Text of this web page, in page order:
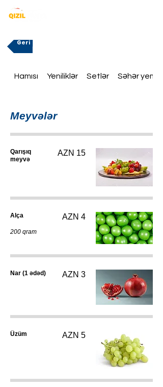
Geri
Hamısı Yeniliklər Setlər Səhər
Meyvələr
Qarışıq
meyvə
AZN 15
Alça
200 qram
AZN 4
Nar (1 ədəd) AZN 3
Üzüm AZN 5